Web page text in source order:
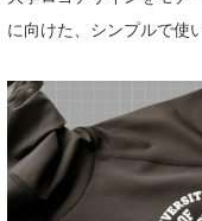
に向けた、シンプルで使
上田純子
上條将美